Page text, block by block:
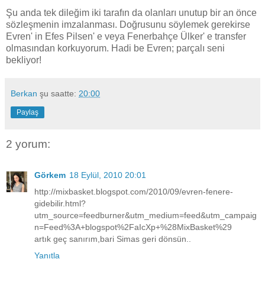
Şu anda tek dileğim iki tarafın da olanları unutup bir an önce
sözleşmenin imzalanması. Doğrusunu söylemek gerekirse
Evren' in Efes Pilsen' e veya Fenerbahçe Ülker' e transfer
olmasından korkuyorum. Hadi be Evren; parçalı seni
bekliyor!
Berkan şu saatte: 20:00
Paylaş
2 yorum:
Görkem 18 Eylül, 2010 20:01
http://mixbasket.blogspot.com/2010/09/evren-fenere-
gidebilir.html?
utm_source=feedburner&utm_medium=feed&utm_campaig
n=Feed%3A+blogspot%2FaIcXp+%28MixBasket%29
artık geç sanırım,bari Simas geri dönsün..
Yanıtla